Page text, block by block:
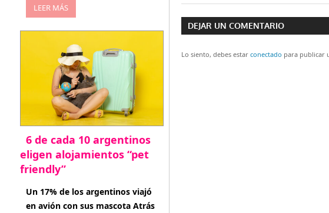
Navegación
de
entradas
anterior:
DEJAR UN COMENTARIO
Lo siento, debes estar conectado para publicar
LEER MÁS
6 de cada 10 argentinos
eligen alojamientos “pet
friendly”
abril 27, 2026
Un 17% de los argentinos viajó
en avión con sus mascota Atrás